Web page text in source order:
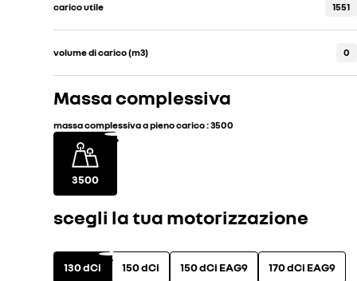
carico utile 1551
volume di carico (m3) 0
Massa complessiva
massa complessiva a pieno carico:3500
3500
scegli la tua motorizzazione
130 dCi 150 dCi 150 dCi EAG9 170 dCi EAG9